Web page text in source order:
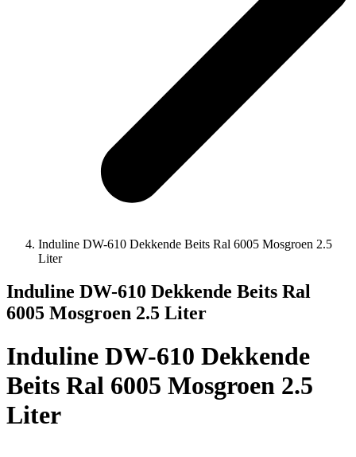
Induline DW-610 Dekkende Beits Ral 6005 Mosgroen 2.5
Liter
Induline DW-610 Dekkende Beits Ral
6005 Mosgroen 2.5 Liter
Induline DW-610 Dekkende
Beits Ral 6005 Mosgroen 2.5
Liter